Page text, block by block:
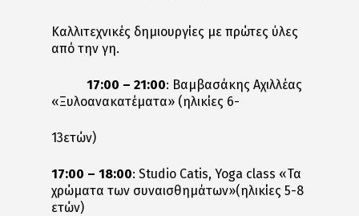
Καλλιτεχνικές δημιουργίες με πρώτες ύλες
από την γη.
17:00 – 21:00: Βαμβασάκης Αχιλλέας
«Ξυλοανακατέματα» (ηλικίες 6-
13ετών)
17:00 – 18:00: Studio Catis, Yoga class «Τα
χρώματα των συναισθημάτων»(ηλικίες 5-8
ετών)